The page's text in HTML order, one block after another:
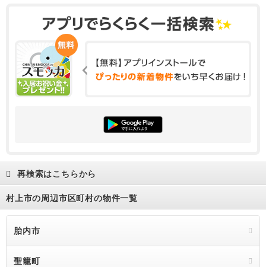
再検索はこちらから
村上市の周辺市区町村の物件一覧
胎内市
聖籠町